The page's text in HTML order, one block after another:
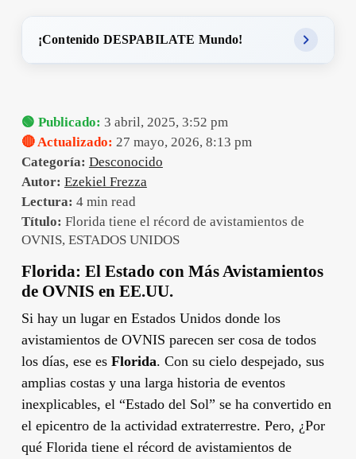
¡Contenido DESPABILATE Mundo!
🟢 Publicado: 3 abril, 2025, 3:52 pm
🔴 Actualizado: 27 mayo, 2026, 8:13 pm
Categoría: Desconocido
Autor: Ezekiel Frezza
Lectura: 4 min read
Título: Florida tiene el récord de avistamientos de
OVNIS, ESTADOS UNIDOS
Florida: El Estado con Más Avistamientos
de OVNIS en EE.UU.
Si hay un lugar en Estados Unidos donde los
avistamientos de OVNIS parecen ser cosa de todos
los días, ese es Florida. Con su cielo despejado, sus
amplias costas y una larga historia de eventos
inexplicables, el “Estado del Sol” se ha convertido en
el epicentro de la actividad extraterrestre. Pero, ¿Por
qué Florida tiene el récord de avistamientos de